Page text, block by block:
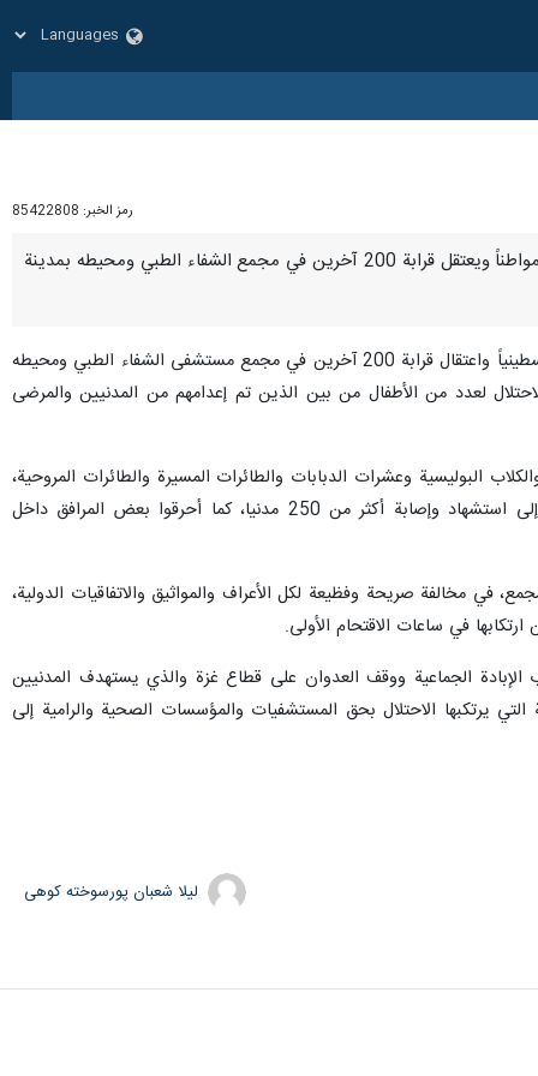
رمز الخبر: 85422808
طهران/ 19 آذار/مارس/إرنا- قال المكتب الإعلامي الحكومي إنه ارتكب الاحتلال الصهيوني مجزرة دامية ويعدم 50 مواطناً ويعتقل قرابة 200 آخرين في مجمع الشفاء الطبي ومحيطه بمدينة
Sوقال المكتب الإعلامي إنه اعترف جيش الاحتلال الصهيوني بارتكابه مجزرة دامية من خلال إعدام أكثر من 50 مدنياً فلسطينياً واعتقال قرابة 200 آخرين في مجمع مستشفى الشفاء الطبي ومحيطه
لعدد من الأطفال من بين الذين تم إعدامهم من المدنيين والمرضى
البوليسية وعشرات الدبابات والطائرات المسيرة والطائرات المروحية،
وأطلقوا النار والقذائف والصواريخ بكثافة داخل المجمع الطبي تجاه المرضى والنازحين والمدنيين الأمر الذي أدى إلى استشهاد وإصابة أكثر من 250 مدنيا، كما أحرقوا بعض المرافق داخل
في مخالفة صريحة وفظيعة لكل الأعراف والمواثيق والاتفاقيات الدولية،
في ساعات الاقتحام الأولى.
الإبادة الجماعية ووقف العدوان على قطاع غزة والذي يستهدف المدنيين
يرتكبها الاحتلال بحق المستشفيات والمؤسسات الصحية والرامية إلى
لیلا شعبان پورسوخته کوهی